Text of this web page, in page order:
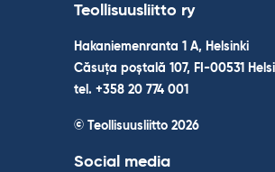
Teollisuusliitto ry
Hakaniemenranta 1 A, Helsinki
Căsuța poștală 107, FI-00531
tel. +358 20 774 001
© Teollisuusliitto 2026
Social media